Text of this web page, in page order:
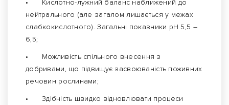
•
Кислотно-лужний баланс наближений до
нейтрального (але загалом лишається у межах
слабкокислотного). Загальні показники рН 5,5 –
6,5;
•
Можливість спільного внесення з
добривами, що підвищує засвоюваність поживних
речовин рослинами;
•
Здібність швидко відновлювати процеси